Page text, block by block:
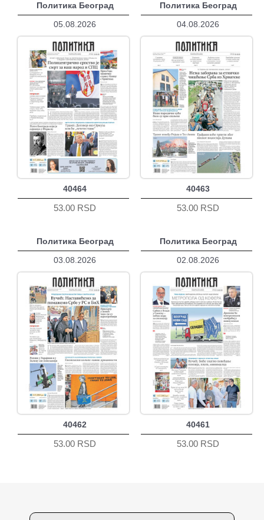
Политика Београд
05.08.2026
40464
53.00 RSD
Политика Београд
04.08.2026
40463
53.00 RSD
Политика Београд
03.08.2026
40462
53.00 RSD
Политика Београд
02.08.2026
40461
53.00 RSD